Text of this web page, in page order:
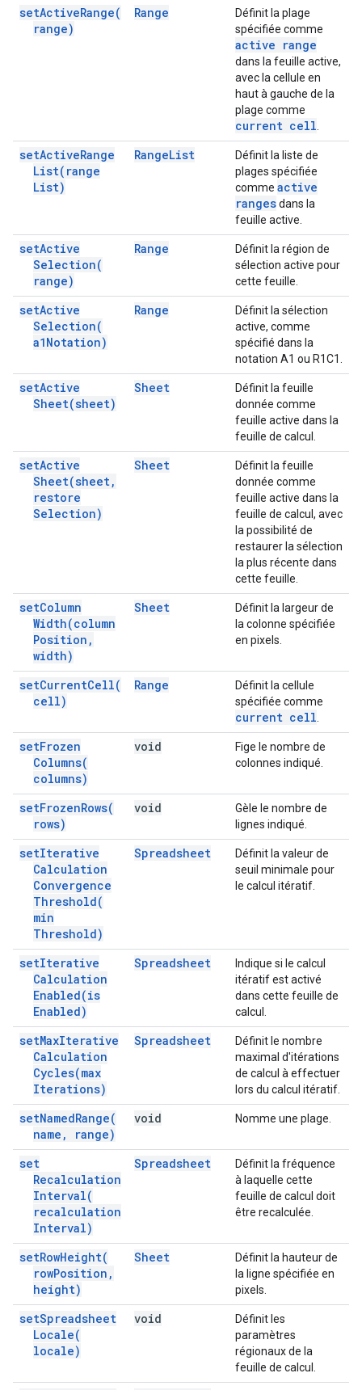
setActiveRange(
range)
Range
Définit la plage
spécifiée comme
active range
dans la feuille active,
avec la cellule en
haut à gauche de la
plage comme
current cell
setActiveRange
List( range
List)
RangeList
Définit la liste de
plages spécifiée
comme active
rangesdans la
feuille active.
setActive
Selection(
range)
Range
Définit la région de
sélection active pour
cette feuille.
setActive
Selection(
a1Notation)
Range
Définit la sélection
active, comme
spécifié dans la
notation A1 ou R1C1.
setActive
Sheet(sheet)
Sheet
Définit la feuille
donnée comme
feuille active dans la
feuille de calcul.
setActive
Sheet(sheet,
restore
Selection)
Sheet
Définit la feuille
donnée comme
feuille active dans la
feuille de calcul, avec
la possibilité de
restaurer la sélection
la plus récente dans
cette feuille.
setColumn
Width(column
Position ,
width)
Sheet
Définit la largeur de
la colonne spécifiée
en pixels.
setCurrentCell(
cell)
Range
Définit la cellule
spécifiée comme
current cell
setFrozen
Columns(
columns)
void
Fige le nombre de
colonnes indiqué.
setFrozenRows(
rows)
void
Gèle le nombre de
lignes indiqué.
setIterative
Calculation
Convergence
Threshold(
min
Threshold)
Spreadsheet
Définit la valeur de
seuil minimale pour
le calcul itératif.
setIterative
Calculation
Enabled(is
Enabled)
Spreadsheet
Indique si le calcul
itératif est activé
dans cette feuille de
calcul.
setMaxIterative
Calculation
Cycles(max
Iterations)
Spreadsheet
Définit le nombre
maximal d'itérations
de calcul à effectuer
lors du calcul itératif.
setNamedRange(
name , range)
void Nomme une plage.
set
Recalculation
Interval(
recalculation
Interval)
Spreadsheet
Définit la fréquence
à laquelle cette
feuille de calcul doit
être recalculée.
setRowHeight(
rowPosition ,
height)
Sheet
Définit la hauteur de
la ligne spécifiée en
pixels.
setSpreadsheet
Locale(
locale)
void
Définit les
paramètres
régionaux de la
feuille de calcul.